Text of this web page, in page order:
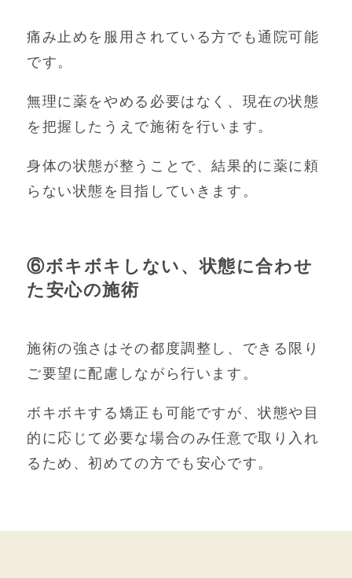
痛み止めを服用されている方でも通院可能
です。
無理に薬をやめる必要はなく、現在の状態
を把握したうえで施術を行います。
身体の状態が整うことで、結果的に薬に頼
らない状態を目指していきます。
⑥ボキボキしない、状態に合わせ
た安心の施術
施術の強さはその都度調整し、できる限り
ご要望に配慮しながら行います。
ボキボキする矯正も可能ですが、状態や目
的に応じて必要な場合のみ任意で取り入れ
るため、初めての方でも安心です。